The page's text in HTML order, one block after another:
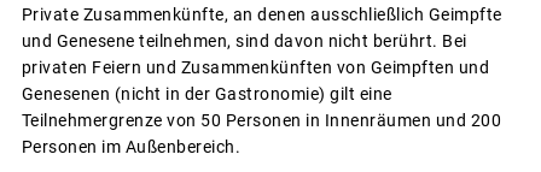
Private Zusammenkünfte, an denen ausschließlich Geimpfte
und Genesene teilnehmen, sind davon nicht berührt. Bei
privaten Feiern und Zusammenkünften von Geimpften und
Genesenen (nicht in der Gastronomie) gilt eine
Teilnehmergrenze von 50 Personen in Innenräumen und 200
Personen im Außenbereich.